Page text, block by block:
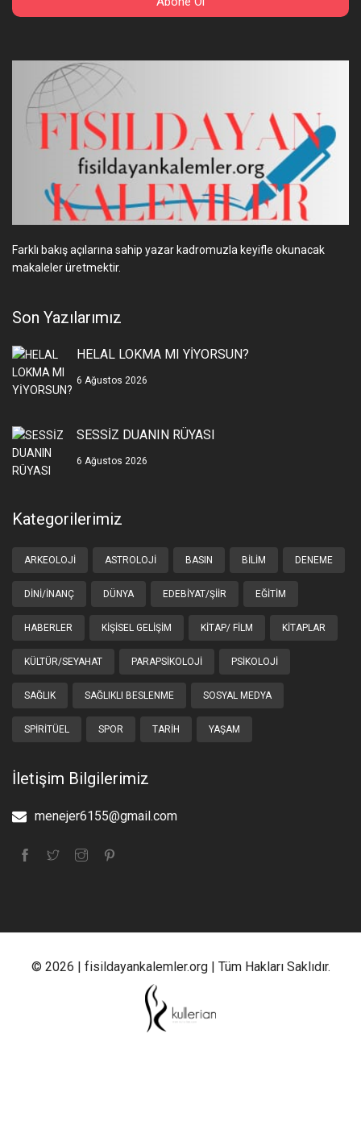
Farklı bakış açılarına sahip yazar kadromuzla keyifle okunacak
makaleler üretmektir.
Son Yazılarımız
HELAL LOKMA MI YİYORSUN?
6 Ağustos 2026
SESSİZ DUANIN RÜYASI
6 Ağustos 2026
Kategorilerimiz
ARKEOLOJI ASTROLOJI BASIN BILIM DENEME
DINI/İNANÇ DÜNYA EDEBIYAT/ŞIIR EĞITIM
HABERLER KIŞISEL GELIŞIM KITAP/ FILM KITAPLAR
KÜLTÜR/SEYAHAT PARAPSIKOLOJI PSIKOLOJI
SAĞLIK SAĞLIKLI BESLENME SOSYAL MEDYA
SPIRITÜEL SPOR TARIH YAŞAM
İletişim Bilgilerimiz
menejer6155@gmail.com
© 2026 | fisildayankalemler.org | Tüm Hakları Saklıdır.